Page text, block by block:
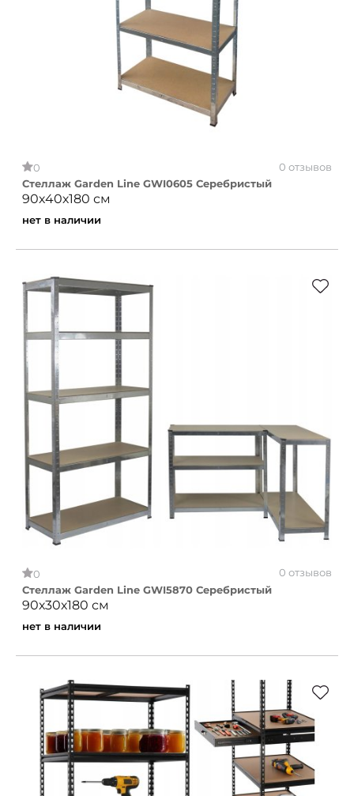
0
0 отзывов
Стеллаж Garden Line GWI0605 Серебристый
90х40х180 см
нет в наличии
0
0 отзывов
Стеллаж Garden Line GWI5870 Серебристый
90х30х180 см
нет в наличии